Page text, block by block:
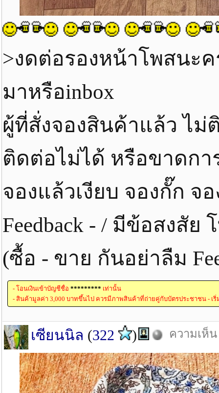
>งดต่อรองหน้าโพสนะ
มาหรือinbox
ผู้ที่สั่งจองสินค้าแล้ว ไม่
ติดต่อไม่ได้ หรือขาดก
จองแล้วเงียบ จองกั๊ก
Feedback - / มีข้อสงสั
(ซื้อ - ขาย กันอย่าลืม
- โอนเงินเข้าบัญชีชื่อ ********* เท่านั้น
- สินค้ามูลค่า 3,000 บาทขึ้นไป ควรมีภาพสินค้าที่ถ่ายคู่กับบัตรประชาชน - เริ่
เซียนนิล (322 ) ความเห็น